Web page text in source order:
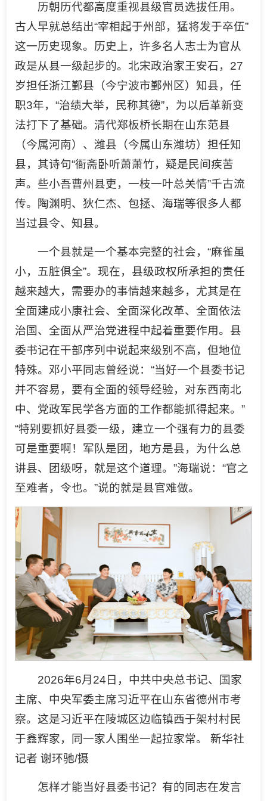
历朝历代都高度重视县级官员选拔任用。
古人早就总结出“宰相起于州部，猛将发于卒伍”
这一历史现象。历史上，许多名人志士为官从
政是从县一级起步的。北宋政治家王安石，27
岁担任浙江鄞县（今宁波市鄞州区）知县，任
职3年，“治绩大举，民称其德”，为以后革新变
法打下了基础。清代郑板桥长期在山东范县
（今属河南）、潍县（今属山东潍坊）担任知
县，其诗句“衙斋卧听萧萧竹，疑是民间疾苦
声。些小吾曹州县吏，一枝一叶总关情”千古流
传。陶渊明、狄仁杰、包拯、海瑞等很多人都
当过县令、知县。
一个县就是一个基本完整的社会，“麻雀虽
小，五脏俱全”。现在，县级政权所承担的责任
越来越大，需要办的事情越来越多，尤其是在
全面建成小康社会、全面深化改革、全面依法
治国、全面从严治党进程中起着重要作用。县
委书记在干部序列中说起来级别不高，但地位
特殊。邓小平同志曾经说：“当好一个县委书记
并不容易，要有全面的领导经验，对东西南北
中、党政军民学各方面的工作都能抓得起来。”
“特别要抓好县委一级，建立一个强有力的县委
可是重要啊！军队是团，地方是县，为什么总
讲县、团级呀，就是这个道理。”海瑞说：“官之
至难者，令也。”说的就是县官难做。
2026年6月24日，中共中央总书记、国家
主席、中央军委主席习近平在山东省德州市考
察。这是习近平在陵城区边临镇西于架村村民
于鑫辉家，同一家人围坐一起拉家常。 新华社
记者 谢环驰/摄
怎样才能当好县委书记？有的同志在发言